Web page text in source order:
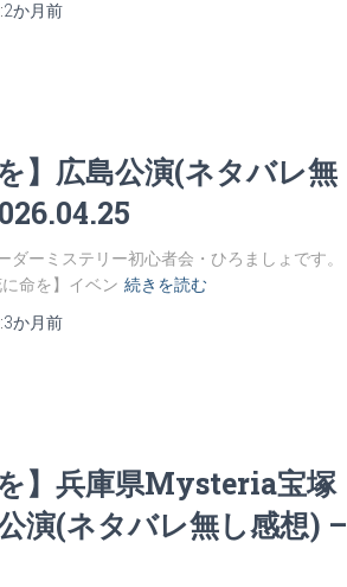
2か月前
】広島公演(ネタバレ無
ダーミステリー初心者会・ひろましょです。
命を】イベン 続きを読む
3か月前
を】兵庫県Mysteria宝塚
演(ネタバレ無し感想) –